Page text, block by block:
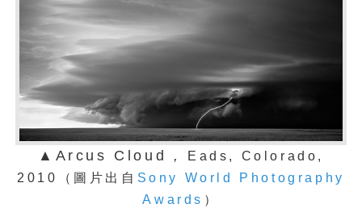
▲Arcus Cloud ,
Eads, Colorado,
2010（圖片出自 Sony World Photography
Awards ）